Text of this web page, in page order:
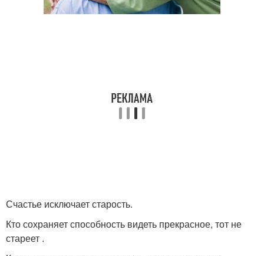
Счастье исключает старость.
Кто сохраняет способность видеть прекрасное, тот не
стареет .